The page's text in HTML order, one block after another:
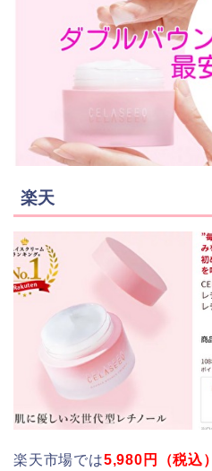
楽天
楽天市場では5,980円（税込）